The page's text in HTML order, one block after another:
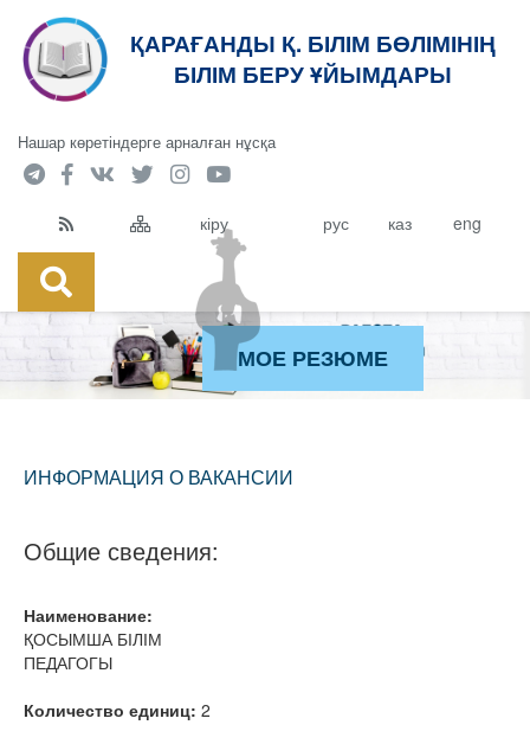
ҚАРАҒАНДЫ Қ. БІЛІМ БӨЛІМІНІҢ
БІЛІМ БЕРУ ҰЙЫМДАРЫ
Нашар көретіндерге арналған нұсқа
кіру рус каз eng
МОЕ РЕЗЮМЕ
ИНФОРМАЦИЯ О ВАКАНСИИ
Общие сведения:
Наименование:
ҚОСЫМША БІЛІМ
ПЕДАГОГЫ
Количество единиц: 2